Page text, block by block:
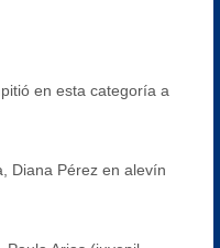
en esta categoría a
Diana Pérez en alevín